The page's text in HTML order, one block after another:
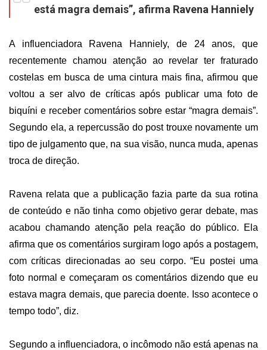
está magra demais”, afirma Ravena Hanniely
A influenciadora Ravena Hanniely, de 24 anos, que
recentemente chamou atenção ao revelar ter fraturado
costelas em busca de uma cintura mais fina, afirmou que
voltou a ser alvo de críticas após publicar uma foto de
biquíni e receber comentários sobre estar “magra demais”.
Segundo ela, a repercussão do post trouxe novamente um
tipo de julgamento que, na sua visão, nunca muda, apenas
troca de direção.
Ravena relata que a publicação fazia parte da sua rotina
de conteúdo e não tinha como objetivo gerar debate, mas
acabou chamando atenção pela reação do público. Ela
afirma que os comentários surgiram logo após a postagem,
com críticas direcionadas ao seu corpo. “Eu postei uma
foto normal e começaram os comentários dizendo que eu
estava magra demais, que parecia doente. Isso acontece o
tempo todo”, diz.
Segundo a influenciadora, o incômodo não está apenas na